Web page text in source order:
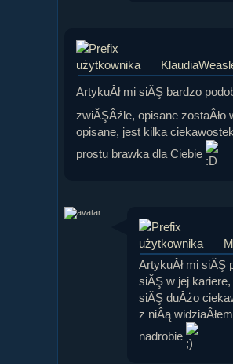
ArtykuÂł mi siĂŞ bardzo
zwiĂŞÂźle, opisane zostaÂło
opisane, jest kilka
prostu brawka dla Ciebie
ArtykuÂł mi siĂŞ
siĂŞ w jej kariere,
siĂŞ duÂżo
z niÂą
nadrobie